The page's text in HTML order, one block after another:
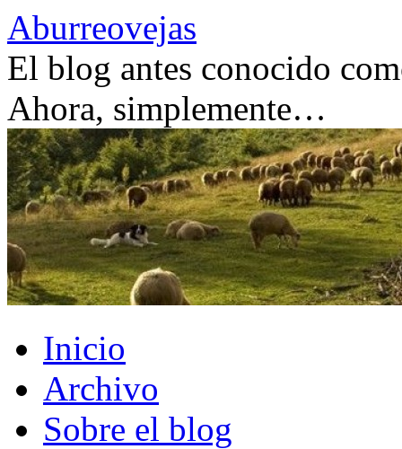
Saltar
al
contenido
Aburreovejas
El blog antes conocido
Ahora, simplemente…
Inicio
Archivo
Sobre el blog